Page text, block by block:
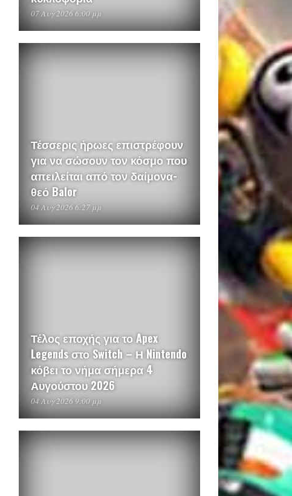
07 Αυγ 2026 6:00 μμ
Τέσσερις ήρωες επιστρέφουν
για να σώσουν τον κόσμο που
απειλείται από τον δαίμονα-
θεό Balor
04 Αυγ 2026 6:27 μμ
Τέλος εποχής για το Apex
Legends στο Switch – Η Nintendo
κόβει το νήμα σήμερα 4
Αυγούστου 2026
04 Αυγ 2026 9:00 μμ